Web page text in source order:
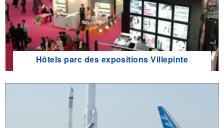
Hôtels parc des expositions Villepinte